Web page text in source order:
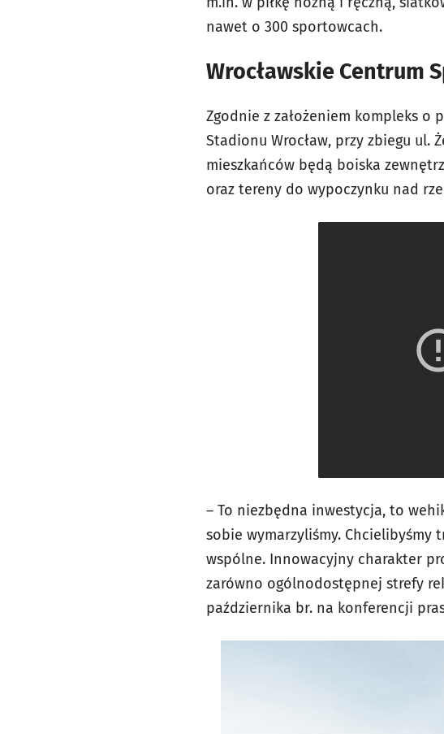
nawet o 300 sportowcach.
Wrocławskie Centrum
Zgodnie z założeniem kompleks o
Stadionu Wrocław, przy zbiegu
mieszkańców będą boiska
oraz tereny do wypoczynku nad
– To niezbędna inwestycja, to
sobie wymarzyliśmy. Chcielibyśmy
wspólne. Innowacyjny charakter
zarówno ogólnodostępnej strefy
października br. na konferencji